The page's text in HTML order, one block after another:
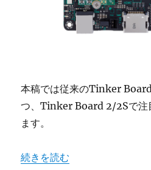
本稿では従来のTinker
つ、Tinker Board 2/2Sで注
ます。
“Tinker Board 2 / Tinker
続きを読む